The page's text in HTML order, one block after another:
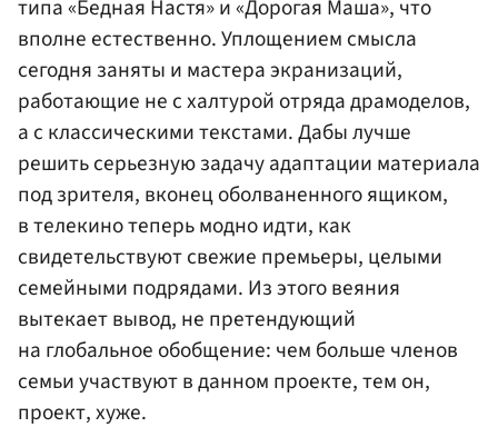
типа «Бедная Настя» и «Дорогая Маша», что
вполне естественно. Уплощением смысла
сегодня заняты и мастера экранизаций,
работающие не с халтурой отряда драмоделов,
а с классическими текстами. Дабы лучше
решить серьезную задачу адаптации материала
под зрителя, вконец оболваненного ящиком,
в телекино теперь модно идти, как
свидетельствуют свежие премьеры, целыми
семейными подрядами. Из этого веяния
вытекает вывод, не претендующий
на глобальное обобщение: чем больше членов
семьи участвуют в данном проекте, тем он,
проект, хуже.